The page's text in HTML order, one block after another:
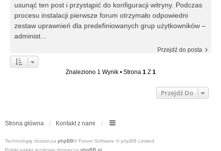
usunąć ten post i przystąpić do konfiguracji witryny. Podczas
procesu instalacji pierwsze forum otrzymało odpowiedni
zestaw uprawnień dla predefiniowanych grup użytkowników –
administ...
Przejdź do posta
Znaleziono 1 Wynik • Strona 1 Z 1
Przejdź Do
Strona główna Kontakt z nami
Technologię dostarcza phpBB® Forum Software © phpBB Limited
Polski pakiet językowy dostarcza phpBB.pl